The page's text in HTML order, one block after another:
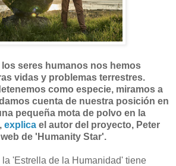
seres humanos nos hemos
vidas y problemas terrestres.
como especie, miramos a
cuenta de nuestra posición en
pequeña mota de polvo en la
explica el autor del proyecto, Peter
de 'Humanity Star'.
la 'Estrella de la Humanidad' tiene